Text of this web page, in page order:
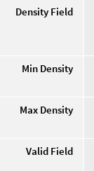
Density Field
Min Density
Max Density
Valid Field